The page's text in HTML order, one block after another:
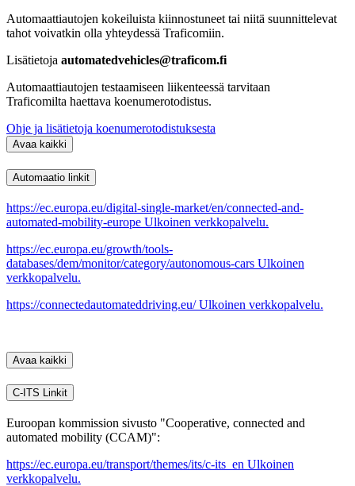
Automaattiautojen kokeiluista kiinnostuneet tai niitä suunnittelevat
tahot voivatkin olla yhteydessä Traficomiin.
Lisätietoja automatedvehicles@traficom.fi
Automaattiautojen testaamiseen liikenteessä tarvitaan
Traficomilta haettava koenumerotodistus.
Ohje ja lisätietoja koenumerotodistuksesta
Avaa kaikki
Automaatio linkit
https://ec.europa.eu/digital-single-market/en/connected-and-
automated-mobility-europe Ulkoinen verkkopalvelu.
https://ec.europa.eu/growth/tools-
databases/dem/monitor/category/autonomous-cars Ulkoinen
verkkopalvelu.
https://connectedautomateddriving.eu/ Ulkoinen verkkopalvelu.
Avaa kaikki
C-ITS Linkit
Euroopan kommission sivusto "Cooperative, connected and
automated mobility (CCAM)":
https://ec.europa.eu/transport/themes/its/c-its_en Ulkoinen
verkkopalvelu.